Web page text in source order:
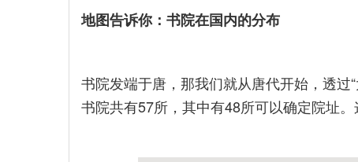
地图告诉你：书院在国内的分布
书院发端于唐，那我们就从唐代开始，透过
书院共有57所，其中有48所可以确定院址